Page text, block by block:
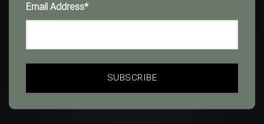
Email Address*